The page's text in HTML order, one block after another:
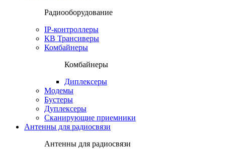
Радиооборудование
IP-контроллеры
КВ Трансиверы
Комбайнеры
Комбайнеры
Диплексеры
Модемы
Бустеры
Дуплексеры
Сканирующие приемники
Антенны для радиосвязи
Антенны для радиосвязи